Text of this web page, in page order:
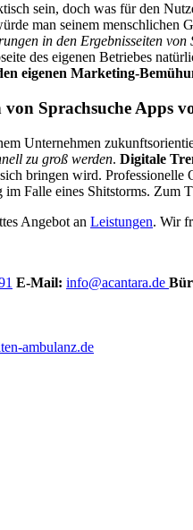
sein, doch was für den
man seinem menschlichen
in den Ergebnisseiten
des eigenen Betriebes
eigenen Marketing-
Sprachsuche Apps
Unternehmen
zu groß werden. Digitale
bringen wird.
Falle eines Shitstorms. Zum
Angebot an Leistungen. Wir
E-Mail: info@acantara.de
ambulanz.de